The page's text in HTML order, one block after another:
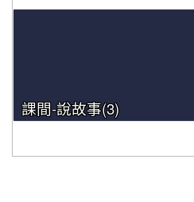
課間-說故事(3)